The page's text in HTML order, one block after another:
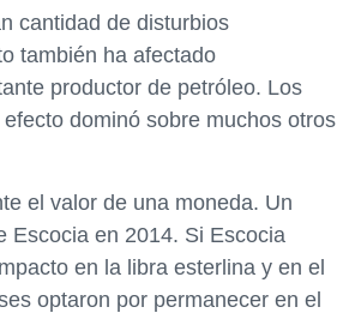
cantidad de disturbios
también ha afectado
productor de petróleo. Los
dominó sobre muchos otros
el valor de una moneda. Un
Escocia en 2014. Si Escocia
en la libra esterlina y en el
optaron por permanecer en el